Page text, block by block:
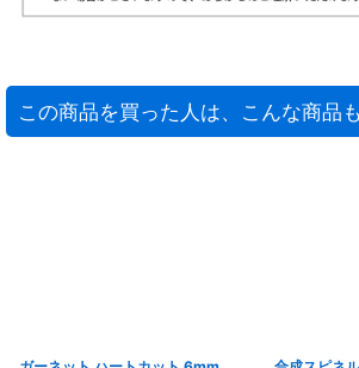
この商品を買った人は、こんな商品